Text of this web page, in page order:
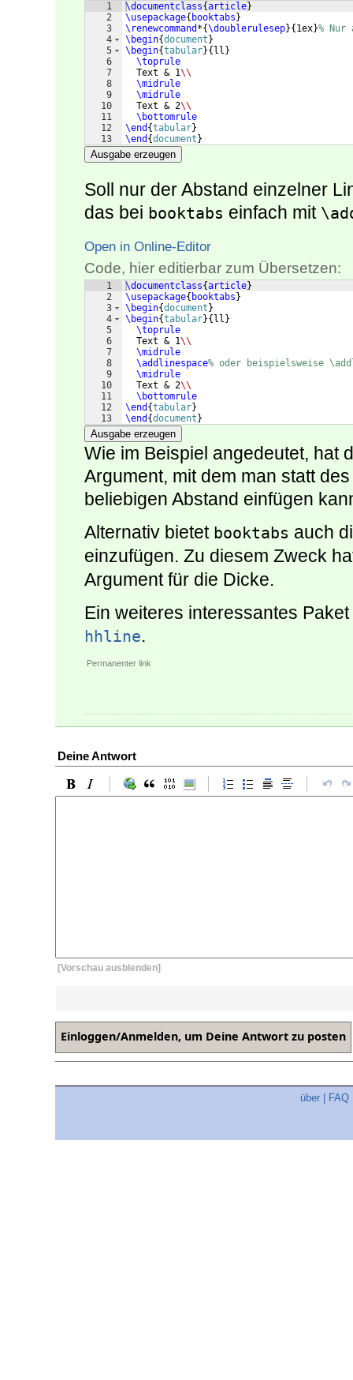
1
2
3
4
5
6
7
8
9
10
11
12
13
\documentclass{article}
\usepackage{ booktabs }
\renewcommand *{\doublerulesep}{ 1ex}%
\begin{document }
\begin{tabular}{ ll }
\toprule
  Text & 1
\\
\midrule
\midrule
  Text & 2
\\
\bottomrule
\end {tabular}
\end {document }
Ausgabe erzeugen
Soll nur der Abstand einzelner
das bei booktabs einfach mit
Open in Online-Editor
Code, hier editierbar zum Übersetzen:
1
2
3
4
5
6
7
8
9
10
11
12
13
\documentclass{article}
\usepackage{ booktabs }
\begin{document }
\begin{tabular}{ ll }
\toprule
  Text & 1
\\
\midrule
\addlinespace% oder beispielsweise
\midrule
  Text & 2
\\
\bottomrule
\end {tabular}
\end {document }
Ausgabe erzeugen
Wie im Beispiel angedeutet, hat
Argument, mit dem man statt
beliebigen Abstand einfügen
Alternativ bietet booktabs auch
einzufügen. Zu diesem Zweck
Argument für die Dicke.
Ein weiteres interessantes
hhline.
Permanenter link
Deine Antwort
[Vorschau ausblenden]
über FAQ